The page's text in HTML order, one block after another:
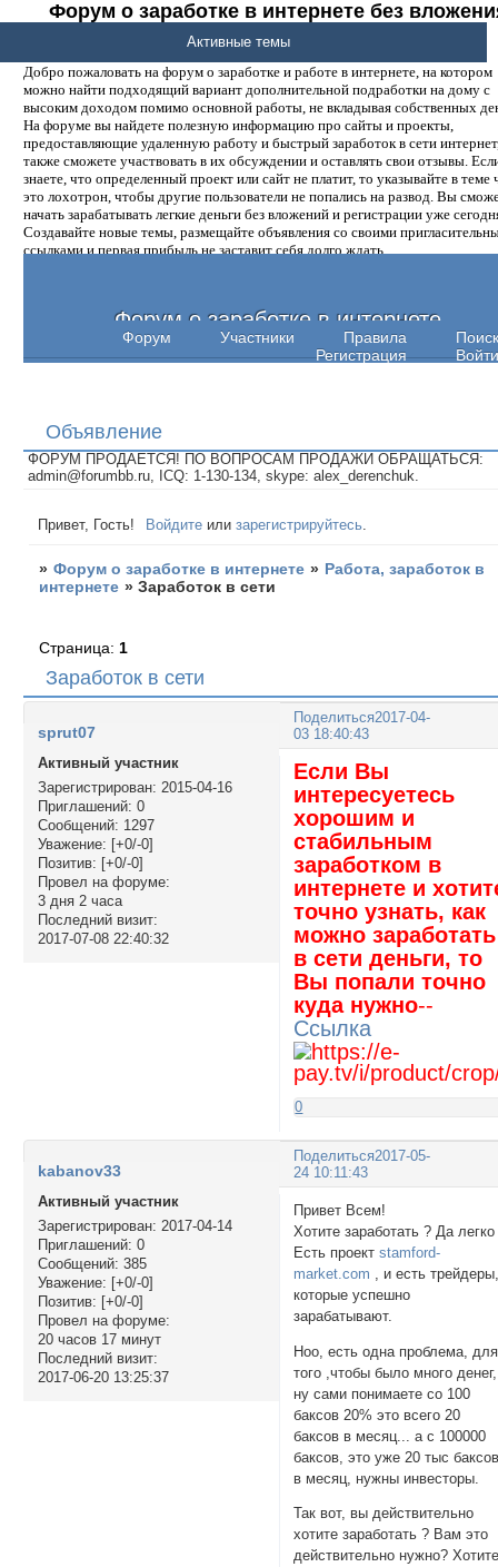
Форум о заработке в интернете без
денег.
Добро пожаловать на форум о заработке и работе в интернете, на котором
можно найти подходящий вариант дополнительной подработки на дому с
высоким доходом помимо основной работы, не вкладывая собственных
На форуме вы найдете полезную информацию про сайты и проекты,
предоставляющие удаленную работу и быстрый заработок в сети
также сможете участвовать в их обсуждении и оставлять свои отзывы.
знаете, что определенный проект или сайт не платит, то указывайте в теме
это лохотрон, чтобы другие пользователи не попались на развод. Вы
начать зарабатывать легкие деньги без вложений и регистрации уже
Создавайте новые темы, размещайте объявления со своими
ссылками и первая прибыль не заставит себя долго ждать.
Форум о заработке в интернете
Форум Участники Правила
Поиск
Регистрация
Войти
Активные темы
Объявление
ФОРУМ ПРОДАЕТСЯ! ПО ВОПРОСАМ ПРОДАЖИ ОБРАЩАТЬСЯ:
admin@forumbb.ru, ICQ: 1-130-134, skype: alex_derenchuk.
Привет, Гость! Войдите илизарегистрируйтесь
» Форум о заработке в интернете » Работа, заработок в
интернете »Заработок в сети
Заработок в сети
Страница: 1
Поделиться2017-04-
03 18:40:43
sprut07
Активный участник
Зарегистрирован: 2015-04-16
Приглашений: 0
Сообщений: 1297
Уважение: [+0/-0]
Позитив: [+0/-0]
Провел на форуме:
3 дня 2 часа
Последний визит:
2017-07-08 22:40:32
Если Вы
интересуетесь
хорошим и
стабильным
заработком в
интернете и
точно узнать, как
можно заработать
в сети деньги, то
Вы попали точно
куда нужно--
Ссылка
0
Поделиться2017-05-
24 10:11:43
kabanov33
Активный участник
Зарегистрирован: 2017-04-14
Приглашений: 0
Сообщений: 385
Уважение: [+0/-0]
Позитив: [+0/-0]
Провел на форуме:
20 часов 17 минут
Последний визит:
2017-06-20 13:25:37
Привет Всем!
Хотите заработать ? Да
Есть проектstamford-
market.com , и есть
которые успешно
зарабатывают.
Ноо, есть одна проблема, для
того ,чтобы было много денег,
ну сами понимаете со 100
баксов 20% это всего 20
баксов в месяц... а с 100000
баксов, это уже 20 тыс
в месяц, нужны инвесторы.
Так вот, вы действительно
хотите заработать ? Вам это
действительно нужно?